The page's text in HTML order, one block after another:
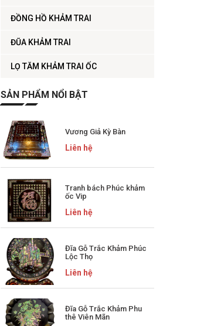
ĐỒNG HỒ KHẢM TRAI
ĐŨA KHẢM TRAI
LỌ TĂM KHẢM TRAI ỐC
SẢN PHẨM NỔI BẬT
Vương Giả Kỳ Bàn
Liên hệ
Tranh bách Phúc khảm
ốc Vip
Liên hệ
Đĩa Gỗ Trắc Khảm Phúc
Lộc Thọ
Liên hệ
Đĩa Gỗ Trắc Khảm Phu
thê Viên Mãn